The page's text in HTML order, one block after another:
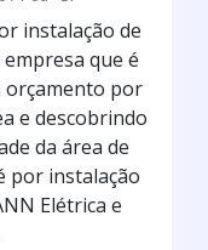
instalação de
que é
orçamento por
e descobrindo
da área de
por instalação
Elétrica e